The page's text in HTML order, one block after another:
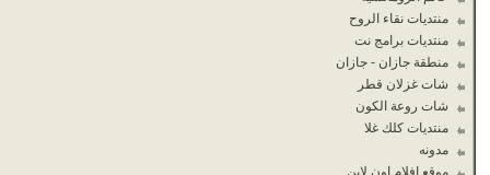
منتديات نقاء الروح
منتديات برامج نت
منطقة جازان - جازان
شات غزلان قطر
شات روعة الكون
منتديات كلك غلا
مدونه
موقع افلام اون لاين